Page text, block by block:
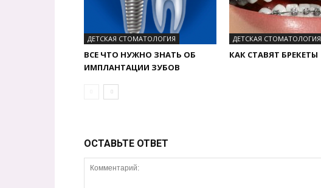
ДЕТСКАЯ СТОМАТОЛОГИЯ
ВСЕ ЧТО НУЖНО ЗНАТЬ ОБ
ИМПЛАНТАЦИИ ЗУБОВ
ДЕТСКАЯ СТОМАТОЛОГИЯ
КАК СТАВЯТ БРЕКЕТЫ
ОСТАВЬТЕ ОТВЕТ